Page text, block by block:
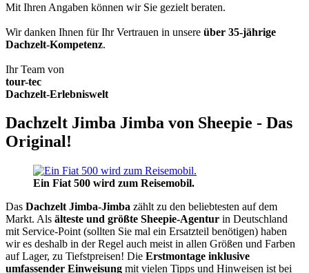
Mit Ihren Angaben können wir Sie gezielt beraten.
Wir danken Ihnen für Ihr Vertrauen in unsere über 35-jährige
Dachzelt-Kompetenz.
Ihr Team von
tour-tec
Dachzelt-Erlebniswelt
Dachzelt Jimba Jimba von Sheepie - Das
Original!
Ein Fiat 500 wird zum Reisemobil.
Das Dachzelt Jimba-Jimba zählt zu den beliebtesten auf dem
Markt. Als älteste und größte Sheepie-Agentur in Deutschland
mit Service-Point (sollten Sie mal ein Ersatzteil benötigen) haben
wir es deshalb in der Regel auch meist in allen Größen und Farben
auf Lager, zu Tiefstpreisen! Die Erstmontage inklusive
umfassender Einweisung mit vielen Tipps und Hinweisen ist bei